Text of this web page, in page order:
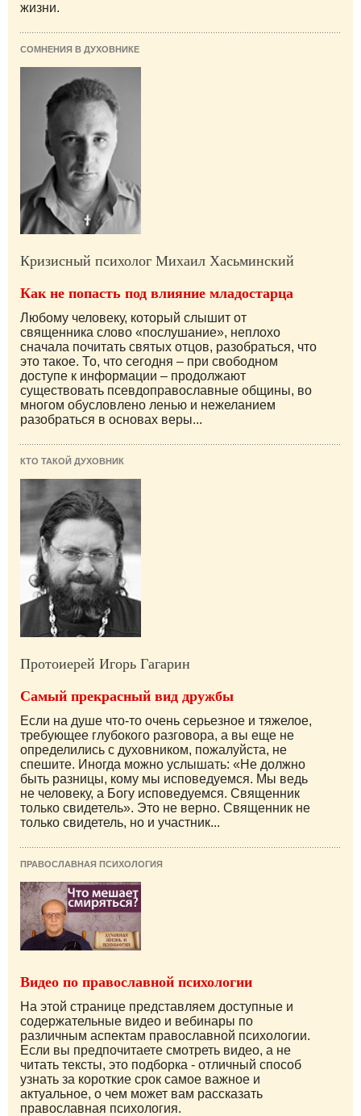
жизни.
СОМНЕНИЯ В ДУХОВНИКЕ
Кризисный психолог Михаил Хасьминский
Как не попасть под влияние младостарца
Любому человеку, который слышит от
священника слово «послушание», неплохо
сначала почитать святых отцов, разобраться, что
это такое. То, что сегодня – при свободном
доступе к информации – продолжают
существовать псевдоправославные общины, во
многом обусловлено ленью и нежеланием
разобраться в основах веры...
КТО ТАКОЙ ДУХОВНИК
Протоиерей Игорь Гагарин
Самый прекрасный вид дружбы
Если на душе что-то очень серьезное и тяжелое,
требующее глубокого разговора, а вы еще не
определились с духовником, пожалуйста, не
спешите. Иногда можно услышать: «Не должно
быть разницы, кому мы исповедуемся. Мы ведь
не человеку, а Богу исповедуемся. Священник
только свидетель». Это не верно. Священник не
только свидетель, но и участник...
ПРАВОСЛАВНАЯ ПСИХОЛОГИЯ
Видео по православной психологии
На этой странице представляем доступные и
содержательные видео и вебинары по
различным аспектам православной психологии.
Если вы предпочитаете смотреть видео, а не
читать тексты, это подборка - отличный способ
узнать за короткие срок самое важное и
актуальное, о чем может вам рассказать
православная психология.